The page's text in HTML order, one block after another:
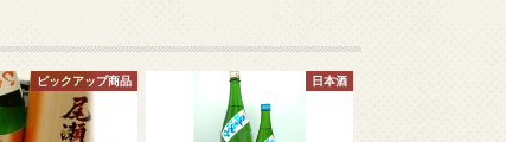
ピックアップ商品 日本酒